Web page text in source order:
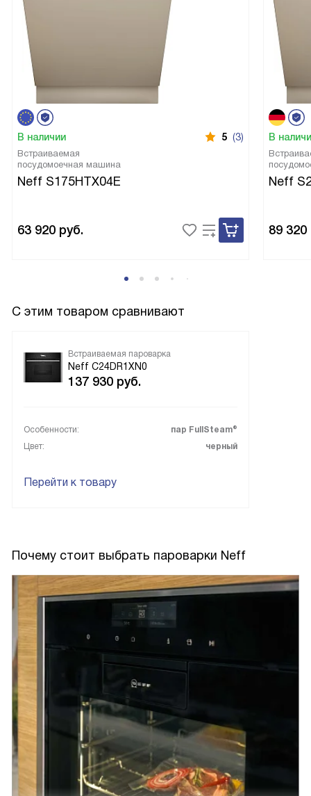
В наличии 5 (3)
Встраиваемая
посудомоечная машина
Neff S175HTX04E
63 920 руб.
В
Neff
89 320
С этим товаром сравнивают
Встраиваемая пароварка
Neff C24DR1XN0
137 930 руб.
Особенности:
пар FullSteam®
Цвет:
черный
Перейти к товару
Почему стоит выбрать пароварки Neff